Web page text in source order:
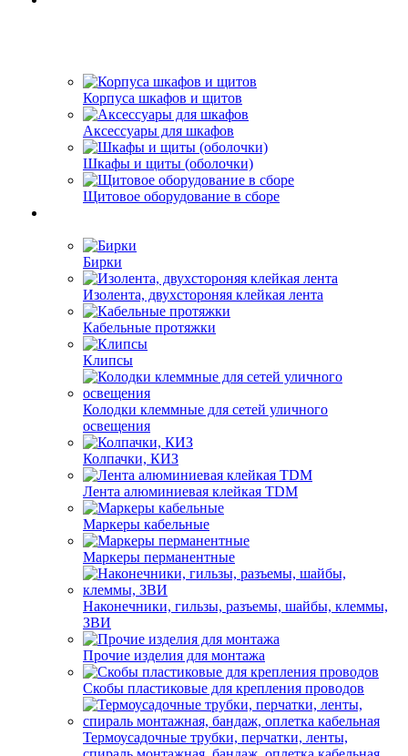
Корпуса шкафов и щитов
Аксессуары для шкафов
Шкафы и щиты (оболочки)
Щитовое оборудование в сборе
Бирки
Изолента, двухстороняя клейкая лента
Кабельные протяжки
Клипсы
Колодки клеммные для сетей уличного
освещения
Колпачки, КИЗ
Лента алюминиевая клейкая TDM
Маркеры кабельные
Маркеры перманентные
Наконечники, гильзы, разъемы, шайбы, клеммы,
ЗВИ
Прочие изделия для монтажа
Скобы пластиковые для крепления проводов
Термоусадочные трубки, перчатки, ленты,